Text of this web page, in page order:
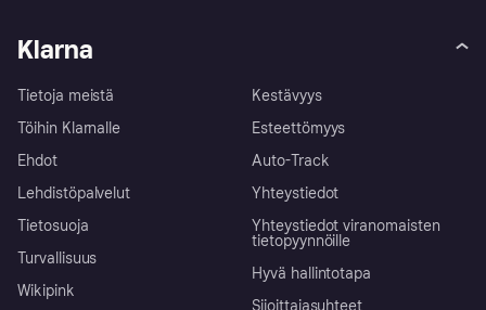
Klarna
Tietoja meistä
Töihin Klarnalle
Ehdot
Lehdistöpalvelut
Tietosuoja
Turvallisuus
Wikipink
Kestävyys
Esteettömyys
Auto-Track
Yhteystiedot
Yhteystiedot viranomaisten
tietopyynnöille
Hyvä hallintotapa
Sijoittajasuhteet